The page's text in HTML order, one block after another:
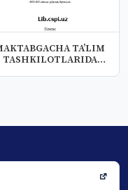
TA’LIM
TASHKILOTLARIDA